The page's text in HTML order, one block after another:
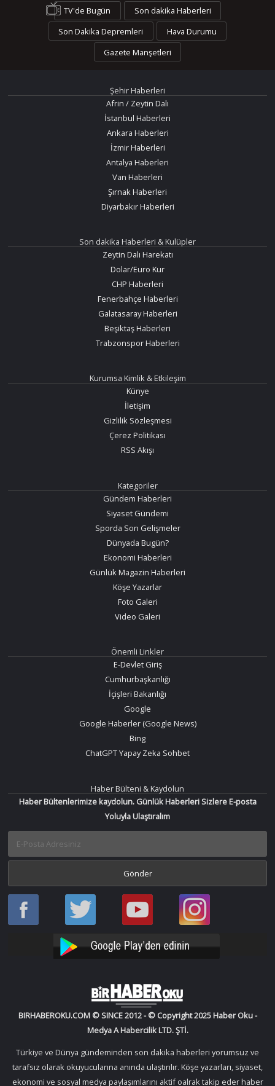
TV'de Bugün
Son dakika Haberleri
Son Dakika Depremleri
Hava Durumu
Gazete Manşetleri
Şehir Haberleri
Afrin / Zeytin Dalı
İstanbul Haberleri
Ankara Haberleri
İzmir Haberleri
Antalya Haberleri
Van Haberleri
Şırnak Haberleri
Diyarbakır Haberleri
Son dakika Haberleri & Kulüpler
Zeytin Dalı Harekatı
Dolar/Euro Kur
CHP Haberleri
Fenerbahçe Haberleri
Galatasaray Haberleri
Beşiktaş Haberleri
Trabzonspor Haberleri
Kurumsa Kimlik & Etkileşim
Künye
İletişim
Gizlilik Sözleşmesi
Çerez Politikası
RSS Akışı
Kategoriler
Gündem Haberleri
Siyaset Gündemi
Sporda Son Gelişmeler
Dünyada Bugün?
Ekonomi Haberleri
Günlük Magazin Haberleri
Köşe Yazarlar
Foto Galeri
Video Galeri
Önemli Linkler
E-Devlet Giriş
Cumhurbaşkanlığı
İçişleri Bakanlığı
Google
Google Haberler (Google News)
Bing
ChatGPT Yapay Zeka Sohbet
Haber Bülteni & Kaydolun
Haber Bültenlerimize kaydolun. Günlük Haberleri Sizlere E-posta
Yoluyla Ulaştıralım
Haber
Oku
Haber
Oku
Bir
Haber
YouTube
Bir
Haber
Instagram
BIRHABEROKU.COM © SINCE 2012 - © Copyright 2025 Haber Oku -
Medya A Habercilik LTD. ŞTİ.
Türkiye ve Dünya gündeminden son dakika haberleri yorumsuz ve
tarafsız olarak okuyucularına anında ulaştırılır. Köşe yazarları, siyaset,
ekonomi ve sosyal medya paylaşımlarını aktif oalrak takip eder haber